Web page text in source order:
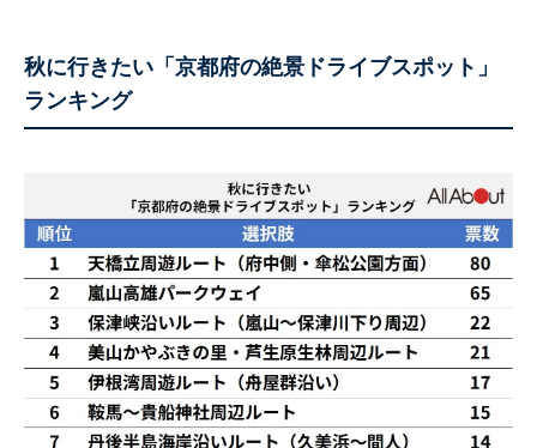
秋に行きたい「京都府の絶景ドライブスポット」
ランキング